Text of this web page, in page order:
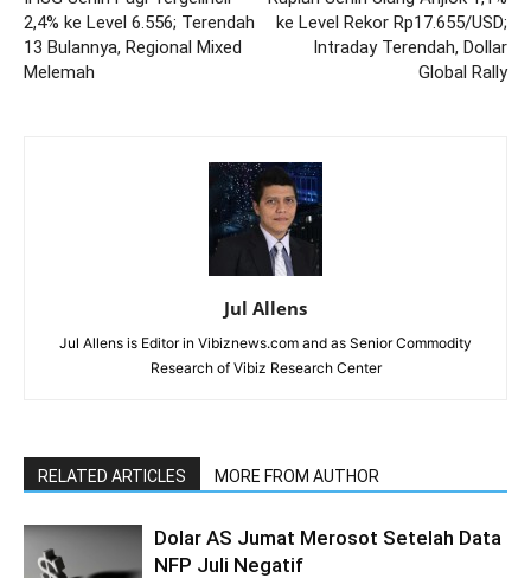
2,4% ke Level 6.556; Terendah
13 Bulannya, Regional Mixed
Melemah
ke Level Rekor Rp17.655/USD;
Intraday Terendah, Dollar
Global Rally
Jul Allens
Jul Allens is Editor in Vibiznews.com and as Senior Commodity
Research of Vibiz Research Center
RELATED ARTICLES MORE FROM AUTHOR
Dolar AS Jumat Merosot Setelah Data
NFP Juli Negatif